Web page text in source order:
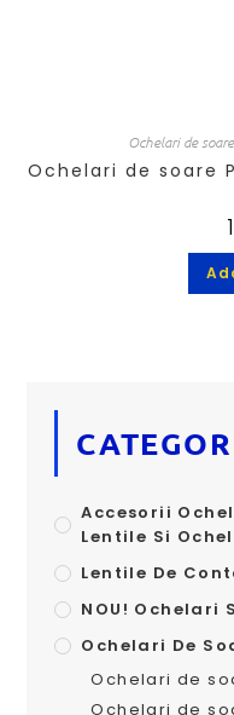
Ochelari de soare,
Ochelari de soare
Accesorii
Lentile Si
Lentile De
NOU! Ochelari
Ochelari De
Ochelari de
Ochelari de